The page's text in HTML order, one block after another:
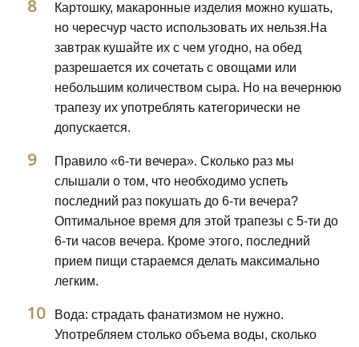
Картошку, макаронные изделия можно кушать,
но чересчур часто использовать их нельзя.На
завтрак кушайте их с чем угодно, на обед
разрешается их сочетать с овощами или
небольшим количеством сыра. Но на вечернюю
трапезу их употреблять категорически не
допускается.
Правило «6-ти вечера». Сколько раз мы
слышали о том, что необходимо успеть
последний раз покушать до 6-ти вечера?
Оптимальное время для этой трапезы с 5-ти до
6-ти часов вечера. Кроме этого, последний
прием пищи стараемся делать максимально
легким.
Вода: страдать фанатизмом не нужно.
Употребляем столько объема воды, сколько